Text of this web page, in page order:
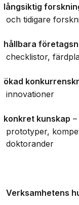
långsiktig forsknin
och tidigare
hållbara
checklistor,
ökad
innovationer
konkret kunskap –
prototyper,
doktorander
Verksamhetens